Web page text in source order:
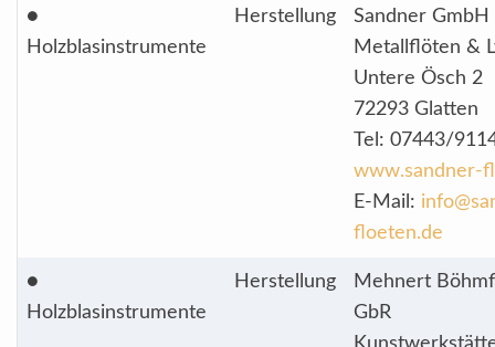
●
Holzblasinstrumente
Herstellung
Sandner GmbH
Metallflöten &
Untere Ösch 2
72293 Glatten
Tel: 07443/
www.sandner-
E-Mail:
floeten.de
●
Holzblasinstrumente
Herstellung
Mehnert
GbR